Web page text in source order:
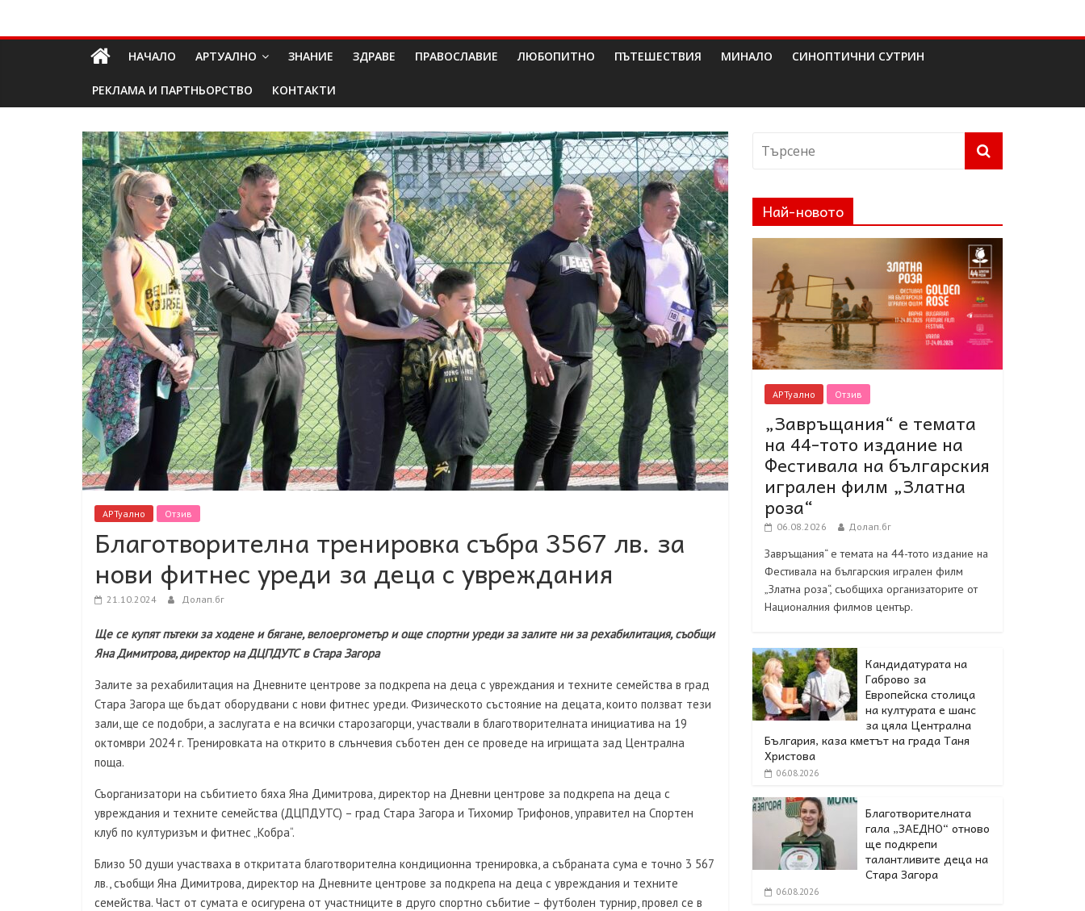
Долап
БГ
изкуство|
пътешествия|
мода|
събития|
кухня|
реклама|
минало|
НАЧАЛО АРТУАЛНО ЗНАНИЕ ЗДРАВЕ ПРАВОСЛАВИЕ ЛЮБОПИТНО ПЪТЕШЕСТВИЯ МИНАЛО СИНОПТИЧНИ СУТРИН
РЕКЛАМА И ПАРТНЬОРСТВО КОНТАКТИ
АРТуално Отзив
Благотворителна тренировка събра 3567 лв. за
нови фитнес уреди за деца с увреждания
21.10.2024 Долап.бг
Ще се купят пътеки за ходене и бягане, велоергометър и още спортни уреди за залите ни за рехабилитация, съобщи
Яна Димитрова, директор на ДЦПДУТС в Стара Загора
Залите за рехабилитация на Дневните центрове за подкрепа на деца с увреждания и техните семейства в град
Стара Загора ще бъдат оборудвани с нови фитнес уреди. Физическото състояние на децата, които ползват тези
зали, ще се подобри, а заслугата е на всички старозагорци, участвали в благотворителната инициатива на 19
октомври 2024 г. Тренировката на открито в слънчевия съботен ден се проведе на игрищата зад Централна
поща.
Съорганизатори на събитието бяха Яна Димитрова, директор на Дневни центрове за подкрепа на деца с
увреждания и техните семейства (ДЦПДУТС) – град Стара Загора и Тихомир Трифонов, управител на Спортен
клуб по културизъм и фитнес „Кобра“.
Близо 50 души участваха в откритата благотворителна кондиционна тренировка, а събраната сума е точно 3 567
лв., съобщи Яна Димитрова, директор на Дневните центрове за подкрепа на деца с увреждания и техните
семейства. Част от сумата е осигурена от участниците в друго спортно събитие – футболен турнир, провел се в
Най-новото
АРТуално Отзив
„Завръщания“ е темата
на 44-тото издание на
Фестивала на българския
игрален филм „Златна
роза“
06.08.2026 Долап.бг
Завръщания“ е темата на 44-тото издание на
Фестивала на българския игрален филм
„Златна роза“, съобщиха организаторите от
Националния филмов център.
Кандидатурата на
Габрово за
Европейска столица
на културата е шанс
за цяла Централна
България, каза кметът на града Таня
Христова
06.08.2026
Благотворителната
гала „ЗАЕДНО“ отново
ще подкрепи
талантливите деца на
Стара Загора
06.08.2026